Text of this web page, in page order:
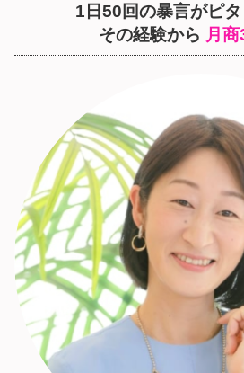
1日50回の暴言がピタ
その経験から 月